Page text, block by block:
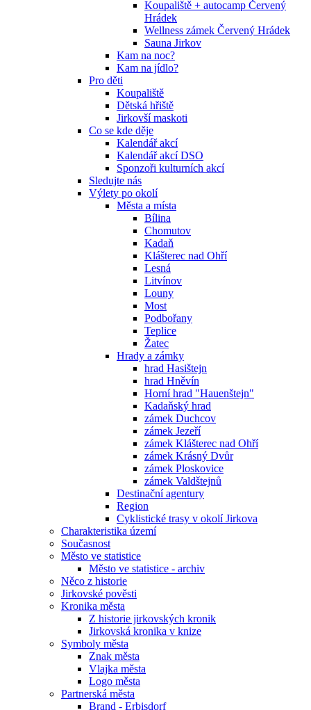
Koupaliště + autocamp Červený
Hrádek
Wellness zámek Červený Hrádek
Sauna Jirkov
Kam na noc?
Kam na jídlo?
Pro děti
Koupaliště
Dětská hřiště
Jirkovší maskoti
Co se kde děje
Kalendář akcí
Kalendář akcí DSO
Sponzoři kulturních akcí
Sledujte nás
Výlety po okolí
Města a místa
Bílina
Chomutov
Kadaň
Klášterec nad Ohří
Lesná
Litvínov
Louny
Most
Podbořany
Teplice
Žatec
Hrady a zámky
hrad Hasištejn
hrad Hněvín
Horní hrad "Hauenštejn"
Kadaňský hrad
zámek Duchcov
zámek Jezeří
zámek Klášterec nad Ohří
zámek Krásný Dvůr
zámek Ploskovice
zámek Valdštejnů
Destinační agentury
Region
Cyklistické trasy v okolí Jirkova
Charakteristika území
Současnost
Město ve statistice
Město ve statistice - archiv
Něco z historie
Jirkovské pověsti
Kronika města
Z historie jirkovských kronik
Jirkovská kronika v knize
Symboly města
Znak města
Vlajka města
Logo města
Partnerská města
Brand - Erbisdorf